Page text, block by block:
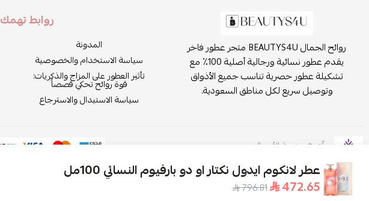
عطر لانكوم ايدول نكتار او دو بارفيوم النسائي 100مل
472.65
796.81
روائح الجمال BEAUTYS4U متجر عطور فاخر
يقدم عطور نسائية ورجالية أصلية 100٪ مع
تشكيلة عطور حصرية تناسب جميع الأذواق
وتوصيل سريع لكل مناطق السعودية.
روابط تهمك
المدونة
سياسة الاستخدام والخصوصية
تأثير العطور على المزاج والذكريات:
قوة روائح تحكي قصصاً
سياسة الاستبدال والاسترجاع
موثّق في منصة الأعمال